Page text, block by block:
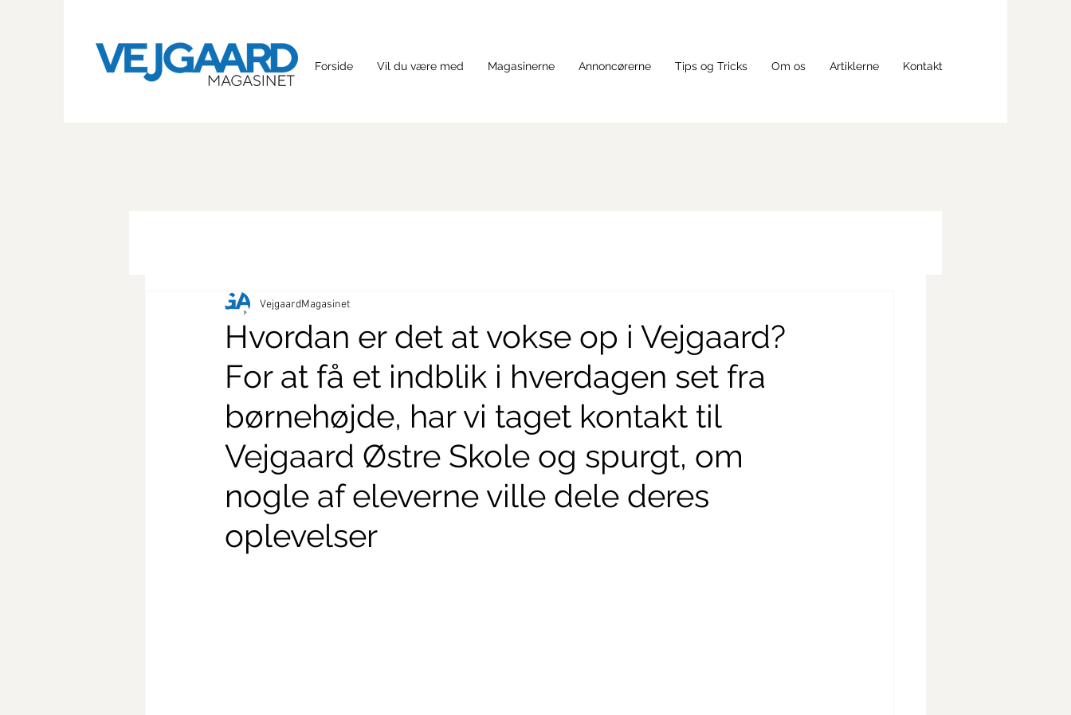
Forside Vil du være med Magasinerne Annoncørerne Tips og Tricks Om os Artiklerne Kontakt
Hvordan er det at vokse op i Vejgaard?
For at få et indblik i hverdagen set fra
børnehøjde, har vi taget kontakt til
Vejgaard Østre Skole og spurgt, om
nogle af eleverne ville dele deres
oplevelser
VejgaardMagasinet